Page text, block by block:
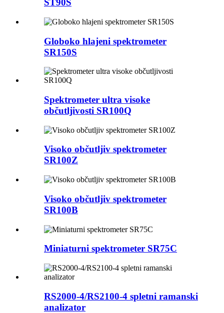
ST90S
Globoko hlajeni spektrometer
SR150S
Spektrometer ultra visoke
občutljivosti SR100Q
Visoko občutljiv spektrometer
SR100Z
Visoko občutljiv spektrometer
SR100B
Miniaturni spektrometer SR75C
RS2000-4/RS2100-4 spletni ramanski
analizator